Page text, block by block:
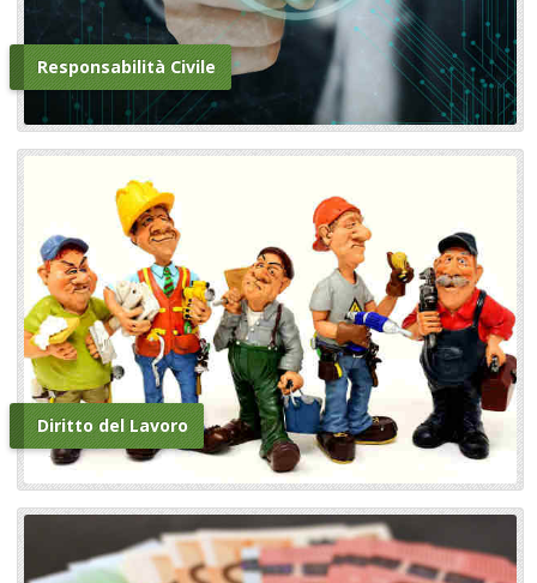
Responsabilità Civile
Diritto del Lavoro